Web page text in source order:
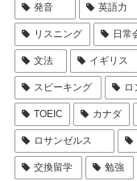
発音 英語力
リスニング 日常
文法 イギリス
スピーキング ロ
TOEIC カナダ
ロサンゼルス
交換留学 勉強